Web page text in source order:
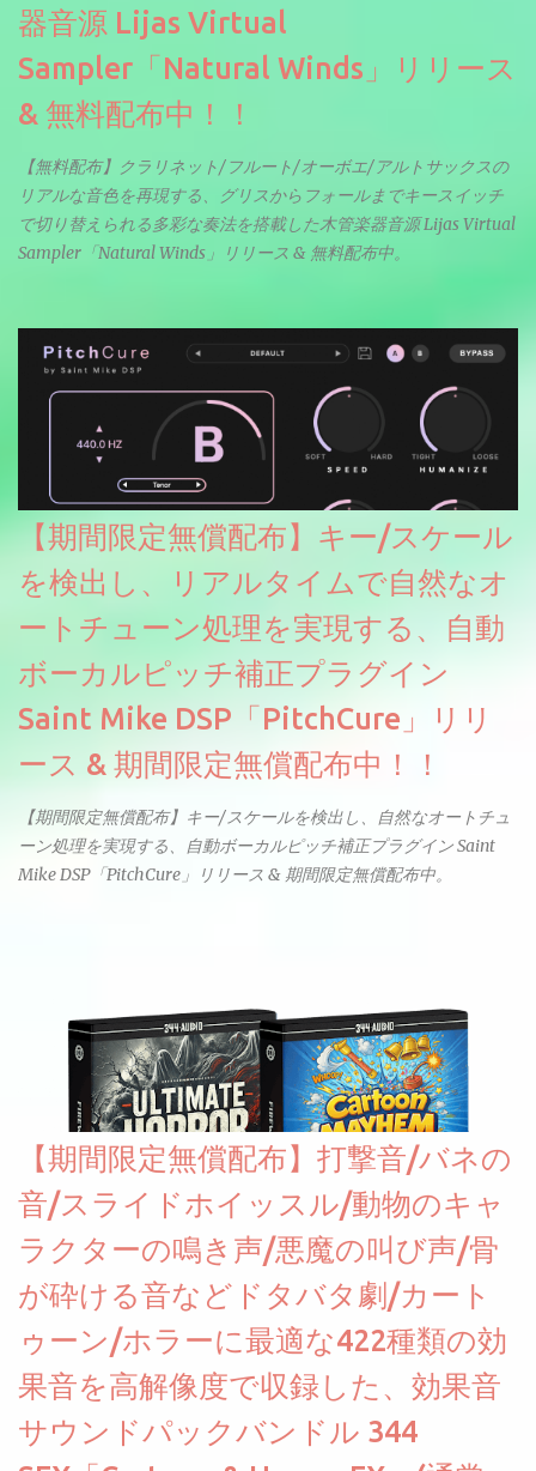
器音源 Lijas Virtual
Sampler「Natural Winds」リリース
& 無料配布中！！
【無料配布】クラリネット/フルート/オーボエ/アルトサックスの
リアルな音色を再現する、グリスからフォールまでキースイッチ
で切り替えられる多彩な奏法を搭載した木管楽器音源 Lijas Virtual
Sampler「Natural Winds」リリース & 無料配布中。
【期間限定無償配布】キー/スケール
を検出し、リアルタイムで自然なオ
ートチューン処理を実現する、自動
ボーカルピッチ補正プラグイン
Saint Mike DSP「PitchCure」リリ
ース & 期間限定無償配布中！！
【期間限定無償配布】キー/スケールを検出し、自然なオートチュ
ーン処理を実現する、自動ボーカルピッチ補正プラグイン Saint
Mike DSP「PitchCure」リリース & 期間限定無償配布中。
【期間限定無償配布】打撃音/バネの
音/スライドホイッスル/動物のキャ
ラクターの鳴き声/悪魔の叫び声/骨
が砕ける音などドタバタ劇/カート
ゥーン/ホラーに最適な422種類の効
果音を高解像度で収録した、効果音
サウンドパックバンドル 344